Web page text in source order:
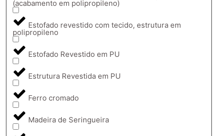
(acabamento em polipropileno)
Estofado revestido com tecido, estrutura em
polipropileno
Estofado Revestido em PU
Estrutura Revestida em PU
Ferro cromado
Madeira de Seringueira